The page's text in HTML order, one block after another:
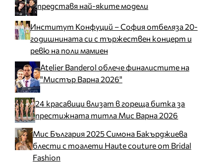
представя най-яките модели
Институт Конфуций – София отбеляза 20-
годишнината си с тържествен концерт и
ревю на поли мамиен
Atelier Banderol облече финалистите на
"Мистър Варна 2026"
24 красавици влизат в гореща битка за
престижната титла Мис Варна 2026
Мис България 2025 Симона Бакърджиева
блести с тоалети Haute couture от Bridal
Fashion